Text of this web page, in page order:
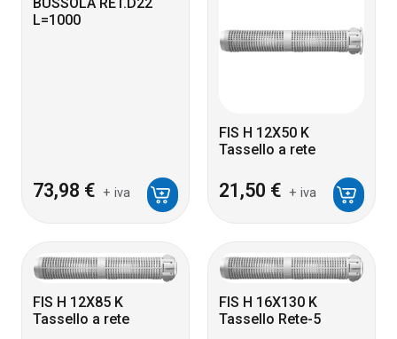
L=1000
73,98 € + iva
FIS H 12X50 K
Tassello a rete
21,50 € + iva
FIS H 12X85 K
Tassello a rete
FIS H 16X130 K
Tassello Rete-5